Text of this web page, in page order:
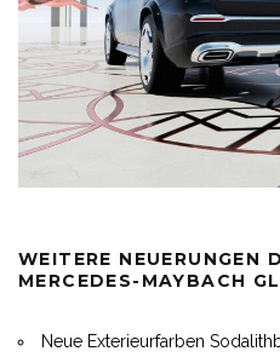
WEITERE NEUERUNGEN
MERCEDES-MAYBACH
Neue Exterieurfarben